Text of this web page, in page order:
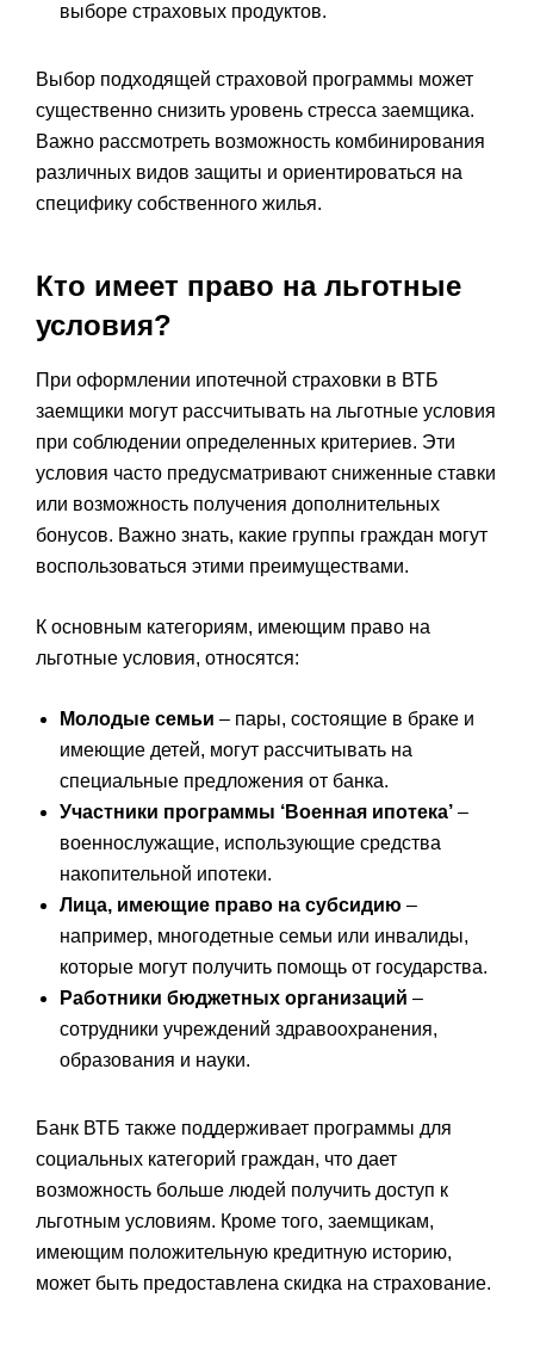
выборе страховых продуктов.
Выбор подходящей страховой программы может
существенно снизить уровень стресса заемщика.
Важно рассмотреть возможность комбинирования
различных видов защиты и ориентироваться на
специфику собственного жилья.
Кто имеет право на льготные
условия?
При оформлении ипотечной страховки в ВТБ
заемщики могут рассчитывать на льготные условия
при соблюдении определенных критериев. Эти
условия часто предусматривают сниженные ставки
или возможность получения дополнительных
бонусов. Важно знать, какие группы граждан могут
воспользоваться этими преимуществами.
К основным категориям, имеющим право на
льготные условия, относятся:
Молодые семьи – пары, состоящие в браке и
имеющие детей, могут рассчитывать на
специальные предложения от банка.
Участники программы ‘Военная ипотека’–
военнослужащие, использующие средства
накопительной ипотеки.
Лица, имеющие право на субсидию –
например, многодетные семьи или инвалиды,
которые могут получить помощь от государства.
Работники бюджетных организаций –
сотрудники учреждений здравоохранения,
образования и науки.
Банк ВТБ также поддерживает программы для
социальных категорий граждан, что дает
возможность больше людей получить доступ к
льготным условиям. Кроме того, заемщикам,
имеющим положительную кредитную историю,
может быть предоставлена скидка на страхование.